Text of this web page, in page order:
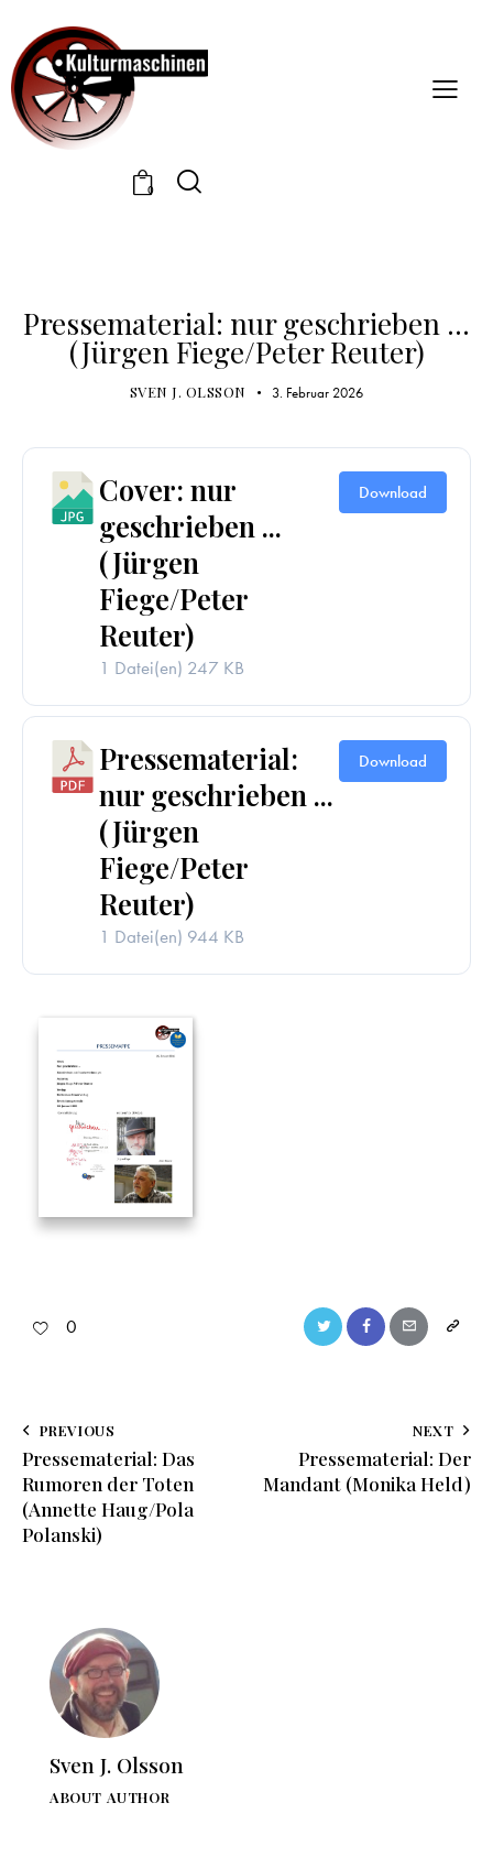
0
Pressematerial: nur geschrieben …
(Jürgen Fiege/Peter Reuter)
SVEN J. OLSSON 3. Februar 2026
Cover: nur
geschrieben ...
(Jürgen
Fiege/Peter
Reuter)
1 Datei(en) 247 KB
Download
Pressematerial:
nur geschrieben ...
(Jürgen
Fiege/Peter
Reuter)
1 Datei(en) 944 KB
Download
0
PREVIOUS
Pressematerial: Das
Rumoren der Toten
(Annette Haug/Pola
Polanski)
NEXT
Pressematerial: Der
Mandant (Monika Held)
Sven J. Olsson
ABOUT AUTHOR